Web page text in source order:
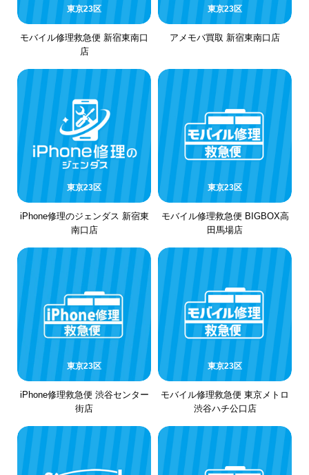
東京23区
モバイル修理救急便 新宿東南口
店
東京23区
アメモバ買取 新宿東南口店
東京23区
iPhone修理のジェンダス 新宿東
南口店
東京23区
モバイル修理救急便 BIGBOX高
田馬場店
東京23区
iPhone修理救急便 渋谷センター
街店
東京23区
モバイル修理救急便 東京メトロ
渋谷ハチ公口店